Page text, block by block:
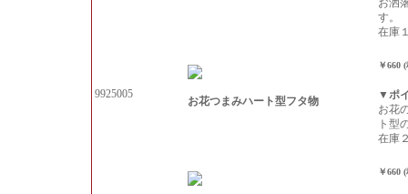
お洒
す。
在庫
9925005
お花つまみハート型フタ物
￥660
▼ポ
お花
ト型
在庫
￥660